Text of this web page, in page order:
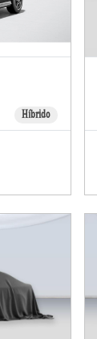
Híbrido